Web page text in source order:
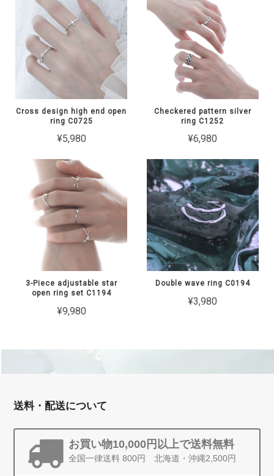
Cross design high end open
ring C0725
¥5,980
Checkered pattern silver
ring C1252
¥6,980
3-Piece adjustable star
open ring set C1194
¥9,980
Double wave ring C0194
¥3,980
送料・配送について
お買い物10,000円以上で送料無料
全国一律送料 800円 北海道・沖縄2,500円